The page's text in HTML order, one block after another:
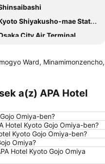
Shiyakusho-mae Station
City Air Terminal
sky building
Ward, Minamimonzencho,
a(z) APA Hotel
Omiya-ben?
Hotel Kyoto Gojo Omiya-ben?
Kyoto Gojo Omiya-ben?
Omiya?
Hotel Kyoto Gojo Omiya